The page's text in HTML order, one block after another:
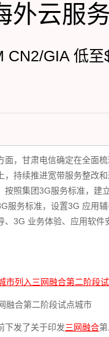
外云服
CN2/GIA 低至
面，甘肃电信确定在全面
，持续推进宽带服务整改
按照集团3G服务标准，建
服务标准，设置3G 应用
、3G 业务体验、应用软件
市列入三网融合第二阶段
融合第二阶段试点城市
下发了关于印发三网融合